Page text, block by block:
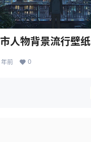
人物背景流行壁纸
年前 0